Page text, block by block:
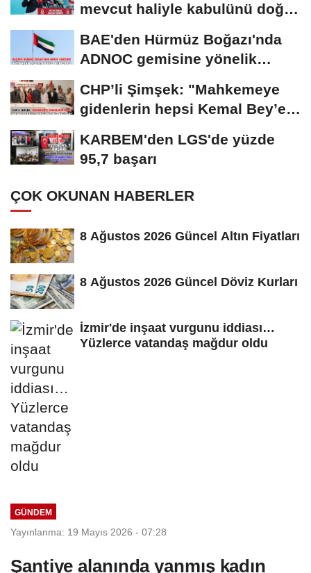
mevcut haliyle kabulünü doğru
BAE'den Hürmüz Boğazı'nda
ADNOC gemisine yönelik
CHP’li Şimşek: "Mahkemeye
gidenlerin hepsi Kemal Bey’e
KARBEM'den LGS'de yüzde
95,7 başarı
ÇOK OKUNAN HABERLER
8 Ağustos 2026 Güncel Altın Fiyatları
8 Ağustos 2026 Güncel Döviz Kurları
İzmir'de inşaat vurgunu iddiası…
Yüzlerce vatandaş mağdur oldu
GÜNDEM
Yayınlanma: 19 Mayıs 2026 - 07:28
Şantiye alanında yanmış kadın